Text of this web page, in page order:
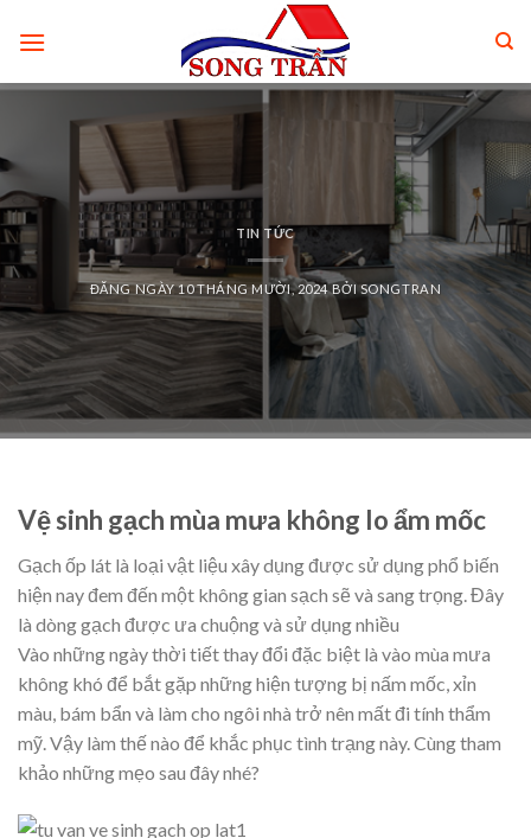
TIN TỨC
ĐĂNG NGÀY10 THÁNG MƯỜI, 2024BỞISONGTRAN
Vệ sinh gạch mùa mưa không lo ẩm mốc
Gạch ốp lát là loại vật liệu xây dụng được sử dụng phổ biến
hiện nay đem đến một không gian sạch sẽ và sang trọng. Đây
là dòng gạch được ưa chuộng và sử dụng nhiều
Vào những ngày thời tiết thay đổi đặc biệt là vào mùa mưa
không khó để bắt gặp những hiện tượng bị nấm mốc, xỉn
màu, bám bẩn và làm cho ngôi nhà trở nên mất đi tính thẩm
mỹ. Vậy làm thế nào để khắc phục tình trạng này. Cùng tham
khảo những mẹo sau đây nhé?